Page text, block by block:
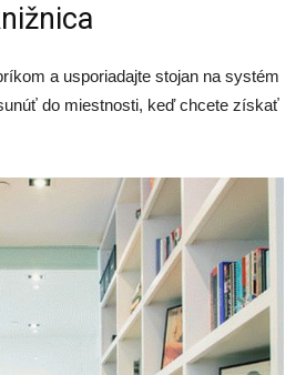
a usporiadajte stojan na systém
do miestnosti, keď chcete získať